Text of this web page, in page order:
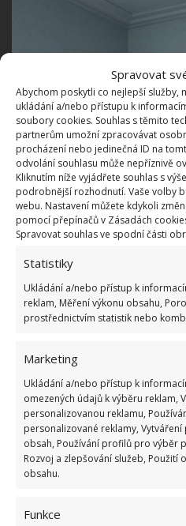
Spravovat
Abychom poskytli co nejlepší služby,
ukládání a/nebo přístupu k
soubory cookies. Souhlas s těmito
partnerům umožní zpracovávat
procházení nebo jedinečná ID na
odvolání souhlasu může nepříznivě
Kliknutím níže vyjádřete souhlas s
podrobnější rozhodnutí. Vaše volby
webu. Nastavení můžete kdykoli
pomocí přepínačů v Zásadách
Spravovat souhlas ve spodní části
Statistiky
Ukládání a/nebo přístup k
reklam, Měření výkonu obsahu,
prostřednictvím statistik nebo
Marketing
Ukládání a/nebo přístup k
omezených údajů k výběru reklam,
personalizovanou reklamu,
personalizované reklamy,
obsah, Používání profilů pro výběr
Rozvoj a zlepšování služeb, Použití
obsahu.
Funkce
…překvapivě